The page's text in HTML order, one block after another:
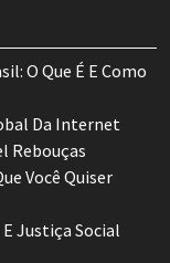
O Que É E Como
Da Internet
Rebouças
Você Quiser
Justiça Social